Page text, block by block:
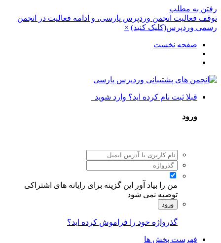
رفتن به مطلب
توقف فعالیت انجمن وردپرس پارسی، و ادامه فعالیت در انجمن
رسمی وردپرس(کلیک کنید) ×
صفحه نخست
قبلا ثبت نام کرده اید؟ وارد شوید
ورود
من را بیاد آور
این گزینه برای رایانه های اشتراکی
توصیه نمی شود
ورود
گذرواژه خود را فراموش کرده اید؟
فهرست بخش ها